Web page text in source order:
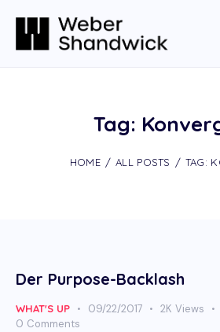
Tag:
HOME ALL POSTS TAG:
Der Purpose-Backlash
WHAT'S UP 09/22/2017 2K Views
0 Comments